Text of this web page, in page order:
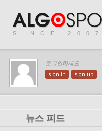
SINCE 2007
로그인하세요.
sign in sign up
뉴스 피드